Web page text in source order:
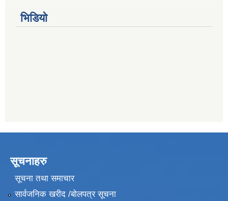
भिडियो
सूचनाहरु
सूचना तथा समाचार
सार्वजनिक खरीद /बोलपत्र सूचना